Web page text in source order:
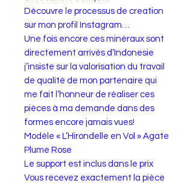
Découvre le processus de creation
sur mon profil Instagram…
Une fois encore ces minéraux sont
directement arrivés d’Indonesie
j’insiste sur la valorisation du travail
de qualité de mon partenaire qui
me fait l’honneur de réaliser ces
pièces à ma demande dans des
formes encore jamais vues!
Modèle « L’Hirondelle en Vol » Agate
Plume Rose
Le support est inclus dans le prix
Vous recevez exactement la pièce